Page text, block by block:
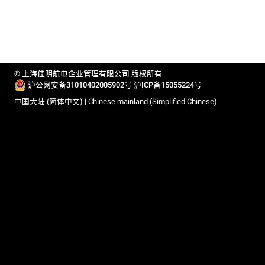
© 上海佳明航电企业管理有限公司 版权所有
沪公网安备31010402005902号 沪ICP备15055224号
中国大陆 (简体中文) | Chinese mainland (Simplified Chinese)